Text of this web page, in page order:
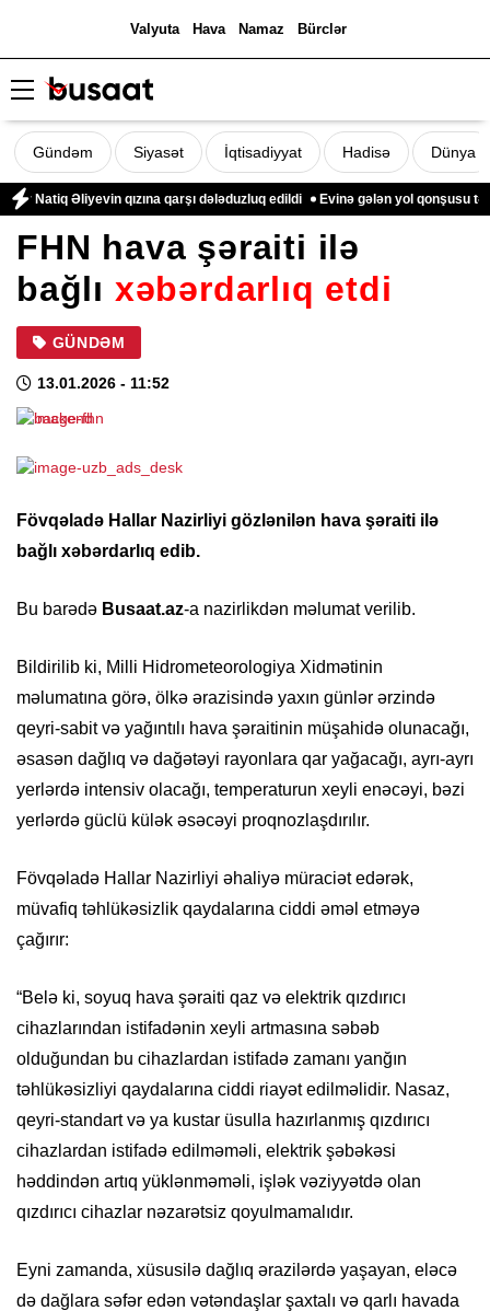
Valyuta Hava Namaz Bürclər
Gündəm Siyasət İqtisadiyyat Hadisə Dünya
Əliyevin qızına qarşı dələduzluq edildi Evinə gələn yol qonşusu
FHN hava şəraiti ilə
bağlı xəbərdarlıq etdi
GÜNDƏM
13.01.2026 - 11:52
Fövqəladə Hallar Nazirliyi gözlənilən hava şəraiti ilə
bağlı xəbərdarlıq edib.
Bu barədə Busaat.az-a nazirlikdən məlumat verilib.
Bildirilib ki, Milli Hidrometeorologiya Xidmətinin
məlumatına görə, ölkə ərazisində yaxın günlər ərzində
qeyri-sabit və yağıntılı hava şəraitinin müşahidə olunacağı,
əsasən dağlıq və dağətəyi rayonlara qar yağacağı, ayrı-ayrı
yerlərdə intensiv olacağı, temperaturun xeyli enəcəyi, bəzi
yerlərdə güclü külək əsəcəyi proqnozlaşdırılır.
Fövqəladə Hallar Nazirliyi əhaliyə müraciət edərək,
müvafiq təhlükəsizlik qaydalarına ciddi əməl etməyə
çağırır:
“Belə ki, soyuq hava şəraiti qaz və elektrik qızdırıcı
cihazlarından istifadənin xeyli artmasına səbəb
olduğundan bu cihazlardan istifadə zamanı yanğın
təhlükəsizliyi qaydalarına ciddi riayət edilməlidir. Nasaz,
qeyri-standart və ya kustar üsulla hazırlanmış qızdırıcı
cihazlardan istifadə edilməməli, elektrik şəbəkəsi
həddindən artıq yüklənməməli, işlək vəziyyətdə olan
qızdırıcı cihazlar nəzarətsiz qoyulmamalıdır.
Eyni zamanda, xüsusilə dağlıq ərazilərdə yaşayan, eləcə
də dağlara səfər edən vətəndaşlar şaxtalı və qarlı havada